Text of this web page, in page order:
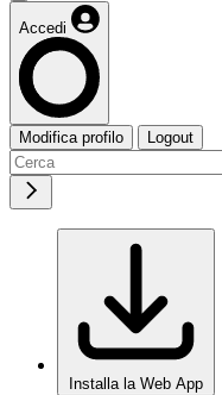
Accedi
Modifica profilo Logout
Installa la Web App